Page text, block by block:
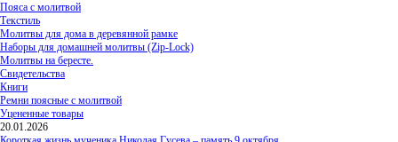
Пояса с молитвой
Текстиль
Молитвы для дома в деревянной рамке
Наборы для домашней молитвы (Zip-Lock)
Молитвы на бересте.
Свидетельства
Книги
Ремни поясные с молитвой
Уцененные товары
20.01.2026